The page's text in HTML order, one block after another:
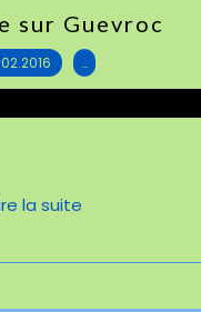
sur Guevroc
…
la suite